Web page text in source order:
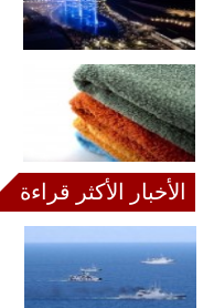
الأخبار الأكثر قراءة